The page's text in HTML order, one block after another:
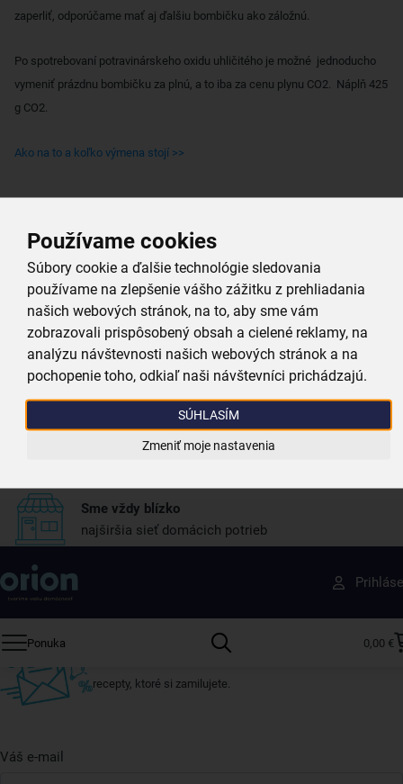
Používame cookies
Súbory cookie a ďalšie technológie sledovania
používame na zlepšenie vášho zážitku z prehliadania
našich webových stránok, na to, aby sme vám
zobrazovali prispôsobený obsah a cielené reklamy, na
analýzu návštevnosti našich webových stránok a na
pochopenie toho, odkiaľ naši návštevníci prichádzajú.
SÚHLASÍM
Zmeniť moje nastavenia
zaperliť, odporúčame mať aj ďalšiu bombičku ako záložnú.
Po spotrebovaní potravinárskeho oxidu uhličitého je možné jednoducho
vymeniť prázdnu bombičku za plnú, a to iba za cenu plynu CO2. Náplň 425
g CO2.
Ako na to a koľko výmena stojí >>
Prečo si vybrať práve nás
Doprava zadarmo
Pri nákupe nad 39,99 €
Tovar bleskovo odosielame
Vždy si u nás vyberiete
Sme vždy blízko
najširšia sieť domácich potrieb
Ponuka 0,00 €
Získajte rady, recepty a tipy na zľavy skôr ako
ktokoľvek iný
Prihláste sa k odberu nášho newslettera.
recepty, ktoré si zamilujete.
Váš e-mail